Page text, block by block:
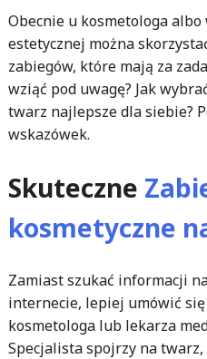
Obecnie u kosmetologa
estetycznej można
zabiegów, które mają za
wziąć pod uwagę? Jak
twarz najlepsze dla siebie?
wskazówek.
Skuteczne
kosmetyczne
Zamiast szukać informacji
internecie, lepiej umówić
kosmetologa lub lekarza
Specjalista spojrzy na